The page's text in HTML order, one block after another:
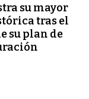
su mayor
tras el
su plan de